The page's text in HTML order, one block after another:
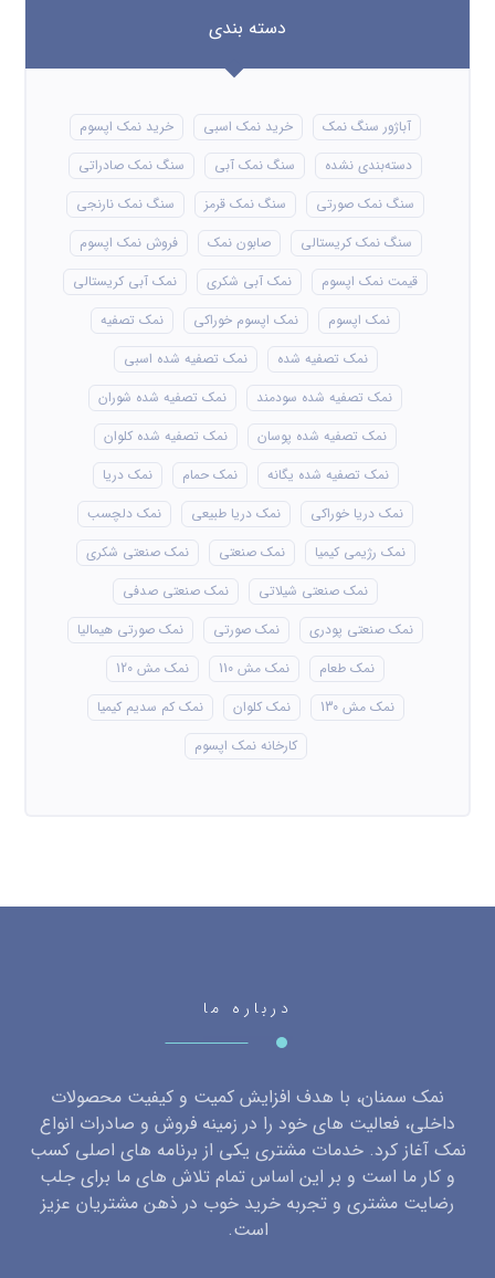
دسته بندی
آباژور سنگ نمک خرید نمک اسبی
خرید نمک اپسوم
دسته‌بندی نشده
سنگ نمک آبی
سنگ نمک صادراتی
سنگ نمک صورتی
سنگ نمک قرمز
سنگ نمک نارنجی
سنگ نمک کریستالی
صابون نمک
فروش نمک اپسوم
قیمت نمک اپسوم
نمک آبی شکری
نمک آبی کریستالی
نمک اپسوم
نمک اپسوم خوراکی
نمک تصفیه
نمک تصفیه شده
نمک تصفیه شده اسبی
نمک تصفیه شده سودمند
نمک تصفیه شده شوران
نمک تصفیه شده پوسان
نمک تصفیه شده کلوان
نمک تصفیه شده یگانه
نمک حمام
نمک دریا
نمک دریا خوراکی
نمک دریا طبیعی
نمک دلچسب
نمک رژیمی کیمیا
نمک صنعتی
نمک صنعتی شکری
نمک صنعتی شیلاتی
نمک صنعتی صدفی
نمک صنعتی پودری
نمک صورتی
نمک صورتی هیمالیا
نمک طعام
نمک مش 110
نمک مش 120
نمک مش 130
نمک کلوان
نمک کم سدیم کیمیا
کارخانه نمک اپسوم
درباره ما
نمک سمنان، با هدف افزایش کمیت و کیفیت محصولات
داخلی، فعالیت های خود را در زمینه فروش و صادرات انواع
نمک آغاز کرد. خدمات مشتری یکی از برنامه های اصلی کسب
و کار ما است و بر این اساس تمام تلاش های ما برای جلب
رضایت مشتری و تجربه خرید خوب در ذهن مشتریان عزیز
است.